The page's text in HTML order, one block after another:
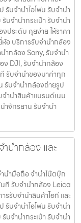
บจํานําไอโฟน รับจํานํา
จํานํากระเป๋า รับจํานํา
ประดับ คุยง่าย ให้ราคา
อ บริการรับจำนำกล้อง
ำกล้อง Sony, รับจำนำ
ง DJI, รับจำนำกล้อง
รับจำนำของมาค่าทุก
รับจํานํากล้องถ่ายรูป
จํานําสินค้าแบรนด์เนม
าจักรยาน รับจํานํา
นํากล้อง และ
นำมือถือ จำนำโน๊ตบุ๊ก
ที รับจำนำกล้อง Leica
รรับจํานําสินค้าไอที และ
บจํานําไอโฟน รับจํานํา
จํานํากระเป๋า รับจํานํา